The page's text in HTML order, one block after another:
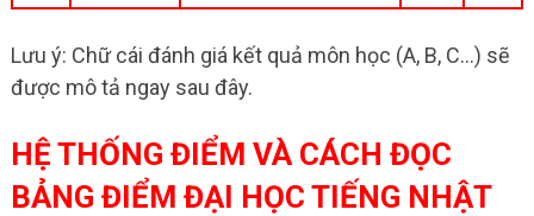
Lưu ý: Chữ cái đánh giá kết quả môn học (A, B, C…) sẽ
được mô tả ngay sau đây.
HỆ THỐNG ĐIỂM VÀ CÁCH ĐỌC
BẢNG ĐIỂM ĐẠI HỌC TIẾNG NHẬT